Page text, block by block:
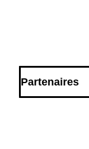
Partenaires